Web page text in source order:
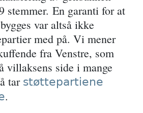
stemmer. En garanti for at
var altså ikke
med på. Vi mener
fra Venstre, som
villaksens side i mange
tar støttepartiene
.